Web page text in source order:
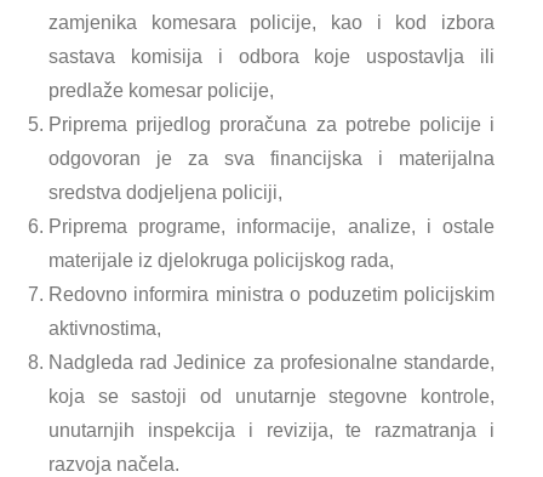
zamjenika komesara policije, kao i kod izbora
sastava komisija i odbora koje uspostavlja ili
predlaže komesar policije,
Priprema prijedlog proračuna za potrebe policije i
odgovoran je za sva financijska i materijalna
sredstva dodjeljena policiji,
Priprema programe, informacije, analize, i ostale
materijale iz djelokruga policijskog rada,
Redovno informira ministra o poduzetim policijskim
aktivnostima,
Nadgleda rad Jedinice za profesionalne standarde,
koja se sastoji od unutarnje stegovne kontrole,
unutarnjih inspekcija i revizija, te razmatranja i
razvoja načela.